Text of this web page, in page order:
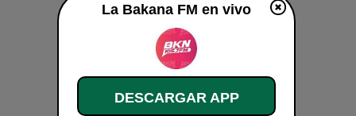
La Bakana FM en vivo
DESCARGAR APP